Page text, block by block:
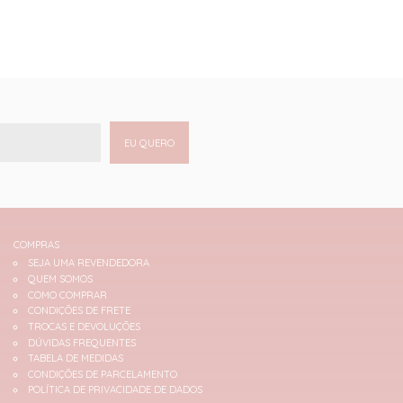
EU QUERO
COMPRAS
SEJA UMA REVENDEDORA
QUEM SOMOS
COMO COMPRAR
CONDIÇÕES DE FRETE
TROCAS E DEVOLUÇÕES
DÚVIDAS FREQUENTES
TABELA DE MEDIDAS
CONDIÇÕES DE PARCELAMENTO
POLÍTICA DE PRIVACIDADE DE DADOS